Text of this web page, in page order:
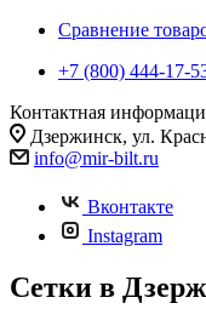
Сравнение
+7 (800) 444-17-
Контактная
Дзержинск, ул.
info@mir-bilt.ru
Вконтакте
Instagram
Сетки в